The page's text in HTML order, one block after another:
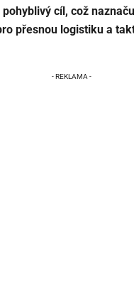
cíl, což
přesnou logistiku a